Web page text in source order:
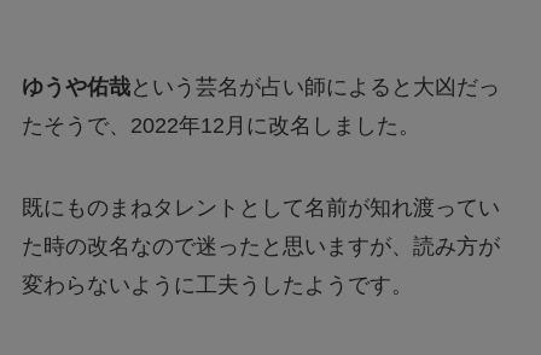
ゆうや佑哉という芸名が占い師によると大凶だっ
たそうで、2022年12月に改名しました。
既にものまねタレントとして名前が知れ渡ってい
た時の改名なので迷ったと思いますが、読み方が
変わらないように工夫うしたようです。